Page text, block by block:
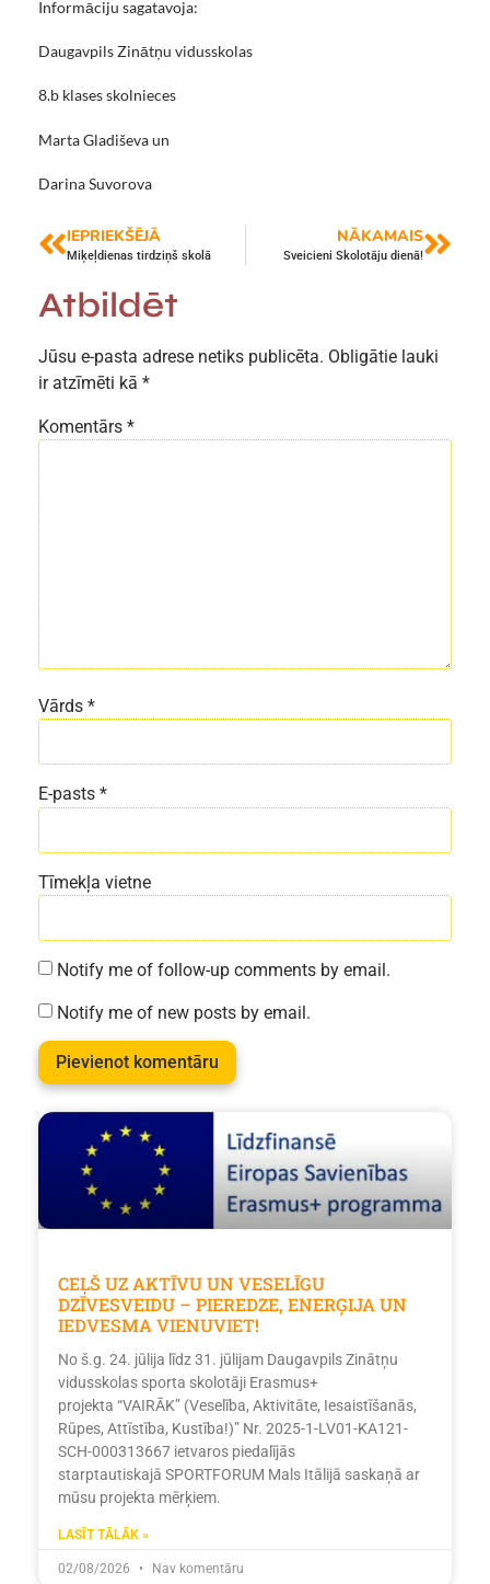
Informāciju sagatavoja:
Daugavpils Zinātņu vidusskolas
8.b klases skolnieces
Marta Gladiševa un
Darina Suvorova
IEPRIEKŠĒJĀ
Miķeļdienas tirdziņš skolā
NĀKAMAIS
Sveicieni Skolotāju dienā!
Atbildēt
Jūsu e-pasta adrese netiks publicēta. Obligātie lauki
ir atzīmēti kā *
Komentārs *
Vārds *
E-pasts *
Tīmekļa vietne
Notify me of follow-up comments by email.
Notify me of new posts by email.
CEĻŠ UZ AKTĪVU UN VESELĪGU
DZĪVESVEIDU – PIEREDZE, ENERĢIJA UN
IEDVESMA VIENUVIET!
No š.g. 24. jūlija līdz 31. jūlijam Daugavpils Zinātņu
vidusskolas sporta skolotāji Erasmus+
projekta “VAIRĀK” (Veselība, Aktivitāte, Iesaistīšanās,
Rūpes, Attīstība, Kustība!)” Nr. 2025-1-LV01-KA121-
SCH-000313667 ietvaros piedalījās
starptautiskajā SPORTFORUM Mals Itālijā saskaņā ar
mūsu projekta mērķiem.
LASĪT TĀLĀK »
02/08/2026 Nav komentāru